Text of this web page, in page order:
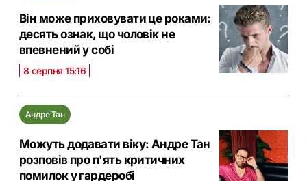
Він може приховувати це роками:
десять ознак, що чоловік не
впевнений у собі
8 серпня 15:16
Андре Тан
Можуть додавати віку: Андре Тан
розповів про п'ять критичних
помилок у гардеробі